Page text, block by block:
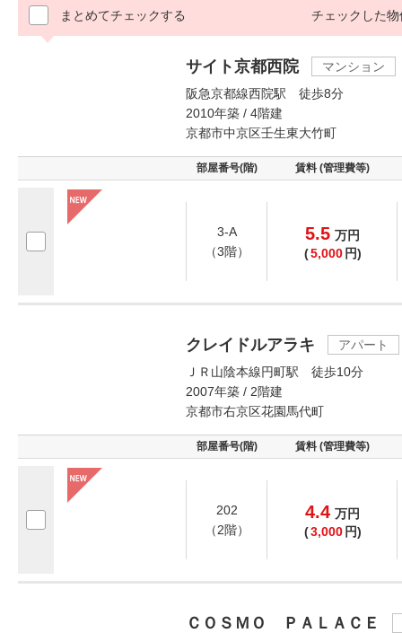
まとめてチェックする チェックした物
サイト京都西院
マンション
阪急京都線西院駅 徒歩8分
2010年築 / 4階建
京都市中京区壬生東大竹町
部屋番号(階) 賃料 (管理費等)
3-A
（3階）
5.5 万円
(5,000 円)
クレイドルアラキ
アパート
ＪＲ山陰本線円町駅 徒歩10分
2007年築 / 2階建
京都市右京区花園馬代町
部屋番号(階) 賃料 (管理費等)
202
（2階）
4.4 万円
(3,000 円)
ＣＯＳＭＯ ＰＡＬＡＣＥ